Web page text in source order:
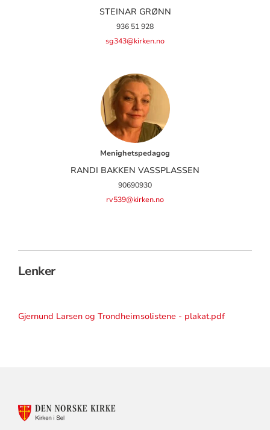
STEINAR GRØNN
936 51 928
sg343@kirken.no
Menighetspedagog
RANDI BAKKEN VASSPLASSEN
90690930
rv539@kirken.no
Lenker
Gjernund Larsen og Trondheimsolistene - plakat.pdf